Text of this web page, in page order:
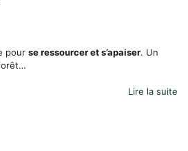
pour se ressourcer et s’apaiser. Un
Lire la suite